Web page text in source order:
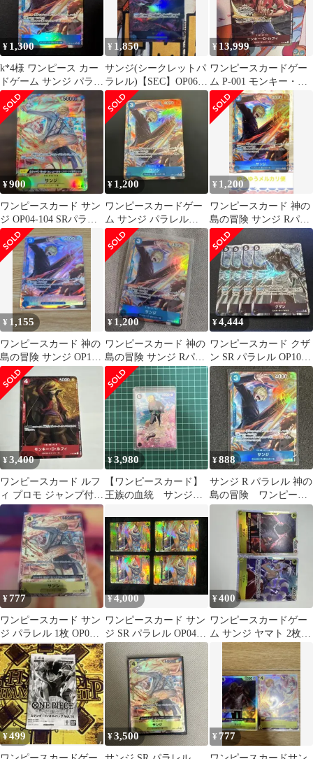
¥ 1,300
k*4様 ワンピース カー
ドゲーム サンジ パラレ
ル R 神の島の冒険
¥ 1,850
サンジ(シークレットパ
ラレル)【SEC】OP06-
119 双璧の覇者
¥13,999
ワンピースカードゲー
ム P-001 モンキー・
D・ルフィ パラレル 限
定品
¥900
ワンピースカード サン
ジ OP04-104 SRパラレ
ル
¥ 1,200
ワンピースカードゲー
ム サンジ パラレル
OP15-047 R 神の島
¥ 1,200
ワンピースカード 神の
島の冒険 サンジ Rパラ
レル OP15-047
¥ 1,155
ワンピースカード 神の
島の冒険 サンジ OP15-
47 レア R パラレル 1枚
¥ 1,200
ワンピースカード 神の
島の冒険 サンジ Rパラ
レル OP15-047
¥4,444
ワンピースカード クザ
ン SR パラレル OP10-
082 4枚
¥3,400
ワンピースカード ルフ
ィ プロモ ジャンプ付録
P-007
¥3,980
【ワンピースカード】
王族の血統 サンジ
ルカード
¥888
サンジ R パラレル 神の
島の冒険 ワンピース
カード OP15-047
¥777
ワンピースカード サン
ジ パラレル 1枚 OP04-
104
¥4,000
ワンピースカード サン
ジ SR パラレル OP04-
104 謀略の王国 4枚
¥400
ワンピースカードゲー
ム サンジ ヤマト 2枚セ
ット
¥499 ¥3,500 ¥ 777